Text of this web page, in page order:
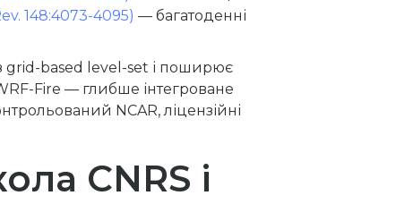
148:4073-4095) — багатоденні
grid-based level-set і поширює
Fire — глибше інтегроване
NCAR, ліцензійні
CNRS і